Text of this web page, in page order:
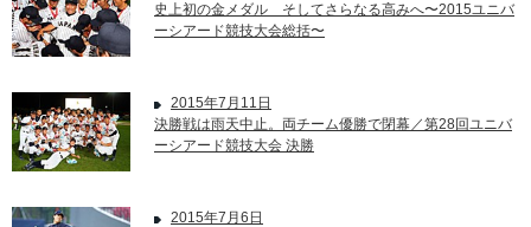
史上初の金メダル そしてさらなる高みへ〜2015ユニバ
ーシアード競技大会総括〜
2015年7月11日
決勝戦は雨天中止。両チーム優勝で閉幕／第28回ユニバ
ーシアード競技大会 決勝
2015年7月6日